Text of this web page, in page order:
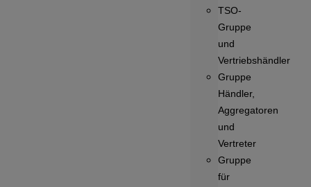
TSO-
Gruppe
und
Vertriebshändler
Gruppe
Händler,
Aggregatoren
und
Vertreter
Gruppe
für